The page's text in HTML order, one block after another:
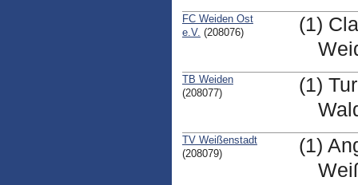
FC Weiden Ost
e.V. (208076)
(1)
TB Weiden
(208077)
(1)
TV Weißenstadt
(208079)
(1)